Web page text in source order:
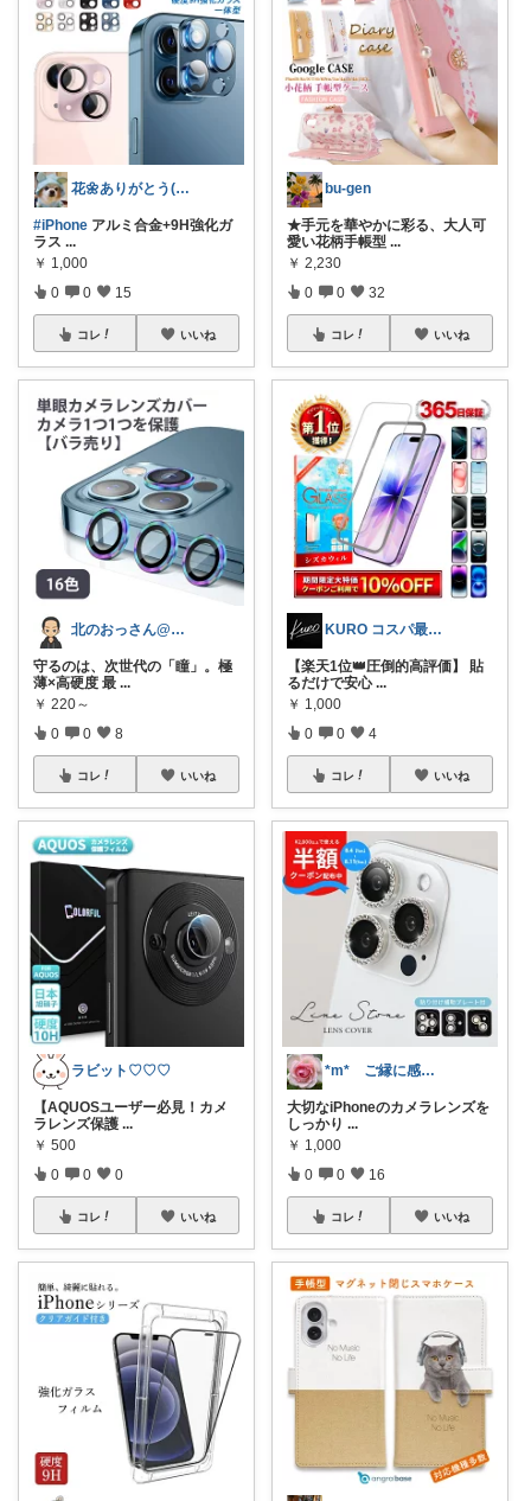
花🌼ありがとう(*･ω･)*_ _)ﾍ
#iPhone アルミ合金+9H強化ガ
ラス ...
￥ 1,000
0 0 15
コレ いいね
北のおっさん@ガジェット好き
守るのは、次世代の「瞳」。極
薄×高硬度 最 ...
￥ 220～
0 0 8
コレ いいね
ラビット♡♡♡
【AQUOSユーザー必見！カメ
ラレンズ保護 ...
￥ 500
0 0 0
コレ いいね
bu-gen
★手元を華やかに彩る、大人可
愛い花柄手帳型 ...
￥ 2,230
0 0 32
コレ いいね
KURO コスパ最強のアイテム選び✔
【楽天1位👑圧倒的高評価】 貼
るだけで安心 ...
￥ 1,000
0 0 4
コレ いいね
*m* ご縁に感謝✨素敵な日々に🥂
大切なiPhoneのカメラレンズを
しっかり ...
￥ 1,000
0 0 16
コレ いいね